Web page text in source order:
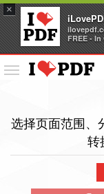
×
FREE -
菜
选择页面范围、
转